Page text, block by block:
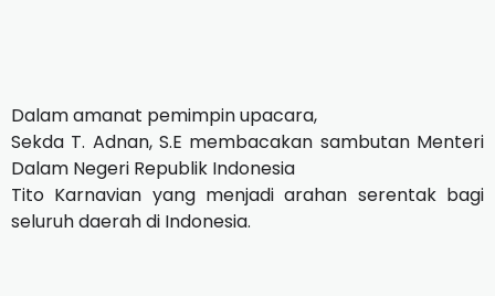
Dalam amanat pemimpin upacara,
Sekda T. Adnan, S.E membacakan sambutan Menteri
Dalam Negeri Republik Indonesia
Tito Karnavian yang menjadi arahan serentak bagi
seluruh daerah di Indonesia.